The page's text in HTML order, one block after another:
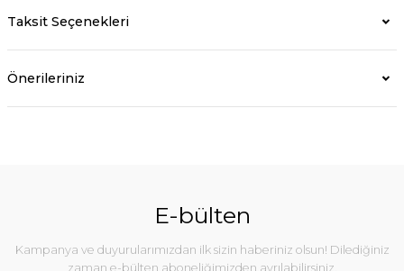
Taksit Seçenekleri
Önerileriniz
E-bülten
Kampanya ve duyurularımızdan ilk sizin haberiniz olsun! Dilediğiniz
zaman e-bülten aboneliğimizden ayrılabilirsiniz.